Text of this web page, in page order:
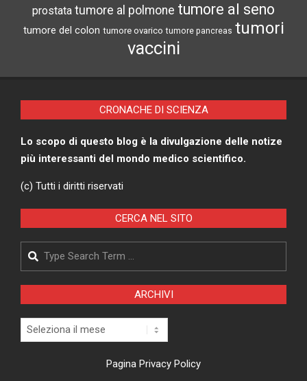
prostata tumore al polmone tumore al seno
tumore del colon tumore ovarico tumore pancreas tumori
vaccini
CRONACHE DI SCIENZA
Lo scopo di questo blog è la divulgazione delle notize
più interessanti del mondo medico scientifico.
(c) Tutti i diritti riservati
CERCA NEL SITO
Search
ARCHIVI
Archivi
Pagina Privacy Policy